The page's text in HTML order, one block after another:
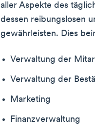
aller Aspekte des
dessen reibungslosen
gewährleisten. Dies
Verwaltung der
Verwaltung der
Marketing
Finanzverwaltung